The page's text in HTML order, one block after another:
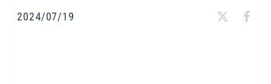
2024/07/19